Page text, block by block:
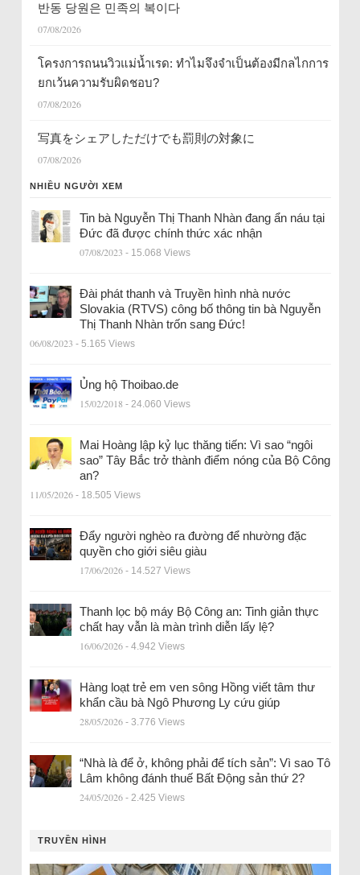
반동 당원은 민족의 복이다
07/08/2026
โครงการถนนวิวแม่น้ำเรด: ทำไมจึงจำเป็นต้องมีกลไกการ
ยกเว้นความรับผิดชอบ?
07/08/2026
写真をシェアしただけでも罰則の対象に
07/08/2026
NHIỀU NGƯỜI XEM
Tin bà Nguyễn Thị Thanh Nhàn đang ẩn náu tại
Đức đã được chính thức xác nhận
07/08/2023 - 15.068 Views
Đài phát thanh và Truyền hình nhà nước
Slovakia (RTVS) công bố thông tin bà Nguyễn
Thị Thanh Nhàn trốn sang Đức!
06/08/2023 - 5.165 Views
Ủng hộ Thoibao.de
15/02/2018 - 24.060 Views
Mai Hoàng lập kỷ lục thăng tiến: Vì sao “ngôi
sao” Tây Bắc trở thành điểm nóng của Bộ Công
an?
11/05/2026 - 18.505 Views
Đẩy người nghèo ra đường để nhường đặc
quyền cho giới siêu giàu
17/06/2026 - 14.527 Views
Thanh lọc bộ máy Bộ Công an: Tinh giản thực
chất hay vẫn là màn trình diễn lấy lệ?
16/06/2026 - 4.942 Views
Hàng loạt trẻ em ven sông Hồng viết tâm thư
khẩn cầu bà Ngô Phương Ly cứu giúp
28/05/2026 - 3.776 Views
“Nhà là để ở, không phải để tích sản”: Vì sao Tô
Lâm không đánh thuế Bất Động sản thứ 2?
24/05/2026 - 2.425 Views
TRUYỀN HÌNH